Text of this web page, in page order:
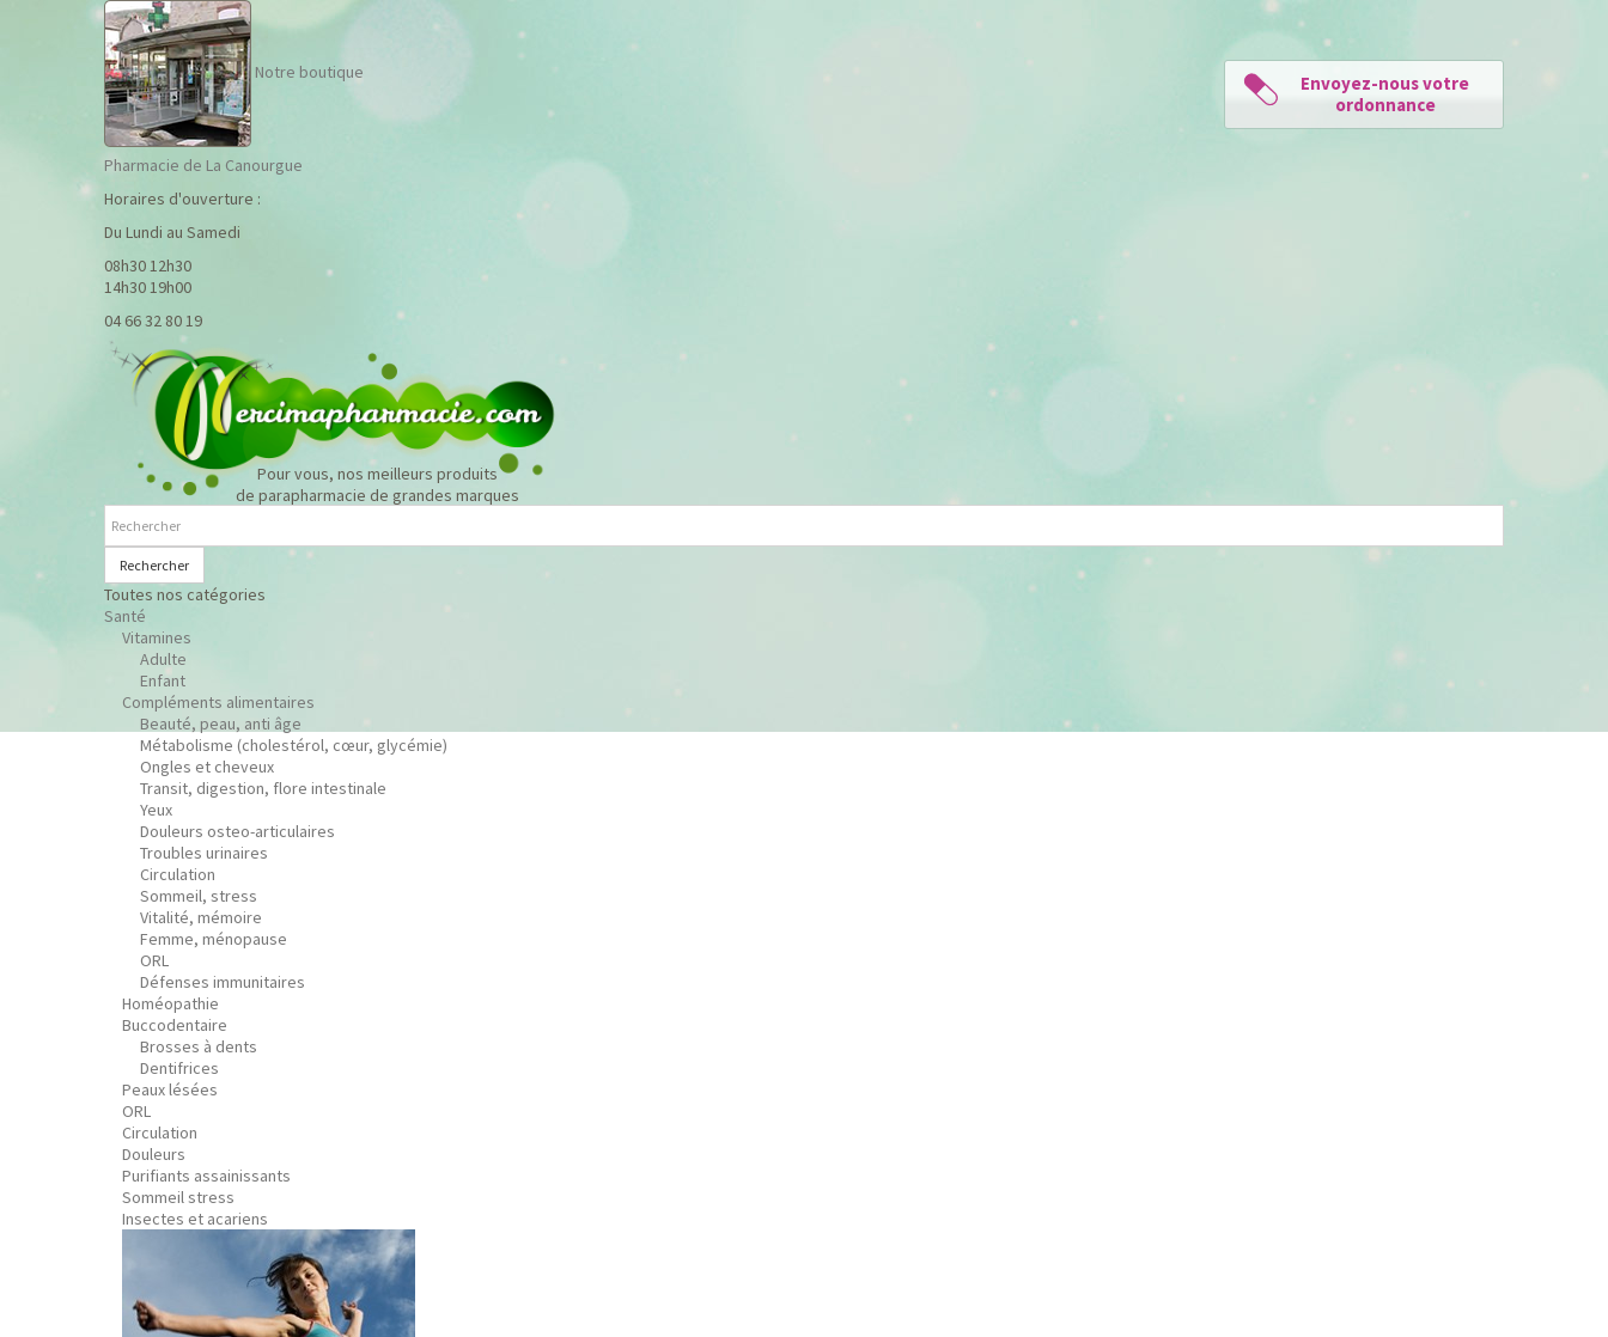
Notre boutique
Pharmacie de La Canourgue
Horaires d'ouverture :
Du Lundi au Samedi
08h30 12h30
14h30 19h00
04 66 32 80 19
Pour vous, nos meilleurs produits
de parapharmacie de grandes marques
Rechercher
Toutes nos catégories
Santé
Vitamines
Adulte
Enfant
Compléments alimentaires
Beauté, peau, anti âge
Métabolisme (cholestérol, cœur, glycémie)
Ongles et cheveux
Transit, digestion, flore intestinale
Yeux
Douleurs osteo-articulaires
Troubles urinaires
Circulation
Sommeil, stress
Vitalité, mémoire
Femme, ménopause
ORL
Défenses immunitaires
Homéopathie
Buccodentaire
Brosses à dents
Dentifrices
Peaux lésées
ORL
Circulation
Douleurs
Purifiants assainissants
Sommeil stress
Insectes et acariens
Envoyez-nous votre
ordonnance